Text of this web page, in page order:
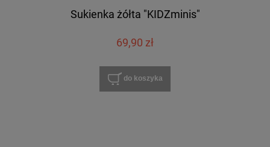
Sukienka żółta "KIDZminis"
69,90 zł
do koszyka